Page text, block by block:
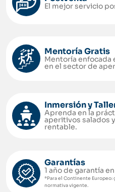
El mejor servicio
Mentoría Gratis
Mentoría enfocada
en el sector de
Inmersión y
Aprenda en la
aperitivos salados
rentable.
Garantías
1 año de garantía
*Para el Continente
normativa vigente.